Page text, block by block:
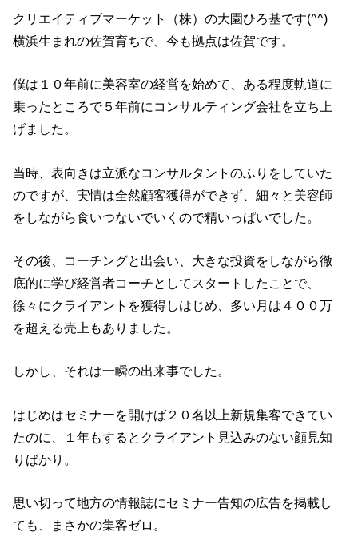
クリエイティブマーケット（株）の大園ひろ基です(^^)
横浜生まれの佐賀育ちで、今も拠点は佐賀です。
僕は１０年前に美容室の経営を始めて、ある程度軌道に
乗ったところで５年前にコンサルティング会社を立ち上
げました。
当時、表向きは立派なコンサルタントのふりをしていた
のですが、実情は全然顧客獲得ができず、細々と美容師
をしながら食いつないでいくので精いっぱいでした。
その後、コーチングと出会い、大きな投資をしながら徹
底的に学び経営者コーチとしてスタートしたことで、
徐々にクライアントを獲得しはじめ、多い月は４００万
を超える売上もありました。
しかし、それは一瞬の出来事でした。
はじめはセミナーを開けば２０名以上新規集客できてい
たのに、１年もするとクライアント見込みのない顔見知
りばかり。
思い切って地方の情報誌にセミナー告知の広告を掲載し
ても、まさかの集客ゼロ。